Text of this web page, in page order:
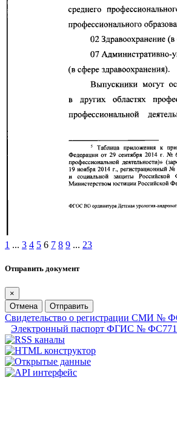
1 ... 3 4 5 6 7 8 9 ... 23
Отправить документ
×
Отмена
Отправить
Свидетельство о регистрации СМИ №
Электронный паспорт ФГИС №